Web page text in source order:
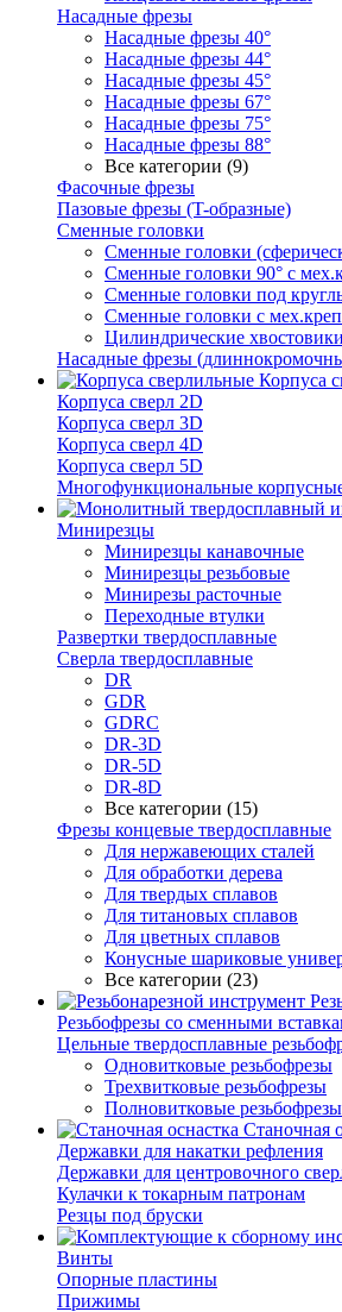
Насадные фрезы
Насадные фрезы 40°
Насадные фрезы 44°
Насадные фрезы 45°
Насадные фрезы 67°
Насадные фрезы 75°
Насадные фрезы 88°
Все категории (9)
Фасочные фрезы
Пазовые фрезы (T-образные)
Сменные головки
Сменные головки
Сменные головки 90° с
Сменные головки под
Сменные головки с
Цилиндрические
Насадные фрезы
Корпуса
Корпуса сверл 2D
Корпуса сверл 3D
Корпуса сверл 4D
Корпуса сверл 5D
Многофункциональные
Минирезцы
Минирезцы канавочные
Минирезцы резьбовые
Минирезы расточные
Переходные втулки
Развертки твердосплавные
Сверла твердосплавные
DR
GDR
GDRC
DR-3D
DR-5D
DR-8D
Все категории (15)
Фрезы концевые твердосплавные
Для нержавеющих сталей
Для обработки дерева
Для твердых сплавов
Для титановых сплавов
Для цветных сплавов
Конусные шариковые
Все категории (23)
Резьбофрезы со сменными
Цельные твердосплавные
Одновитковые резьбофрезы
Трехвитковые резьбофрезы
Полновитковые резьбофрезы
Станочная
Державки для накатки рефления
Державки для центровочного
Кулачки к токарным патронам
Резцы под бруски
Винты
Опорные пластины
Прижимы